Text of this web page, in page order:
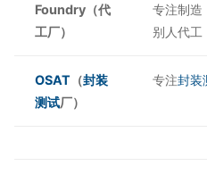
Foundry（代
工厂）
专注制造
别人代工
OSAT （封装
测试厂）
专注封装